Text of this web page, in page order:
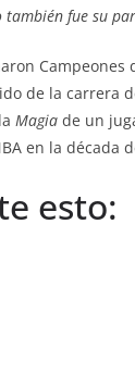
también fue su
Campeones
de la carrera
Magia de un
en la década
esto: